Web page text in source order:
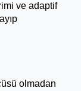
ve adaptif
olmadan